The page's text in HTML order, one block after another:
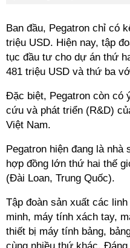
Ban đầu, Pegatron chỉ có
triệu USD. Hiện nay, tập
tục đầu tư cho dự án thứ
481 triệu USD và thứ ba
Đặc biệt, Pegatron còn có
cứu và phát triển (R&D)
Việt Nam.
Pegatron hiện đang là
hợp đồng lớn thứ hai thế
(Đài Loan, Trung Quốc).
Tập đoàn sản xuất các
minh, máy tính xách tay,
thiết bị máy tính bảng,